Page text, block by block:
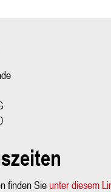
finden Sie unter diesem